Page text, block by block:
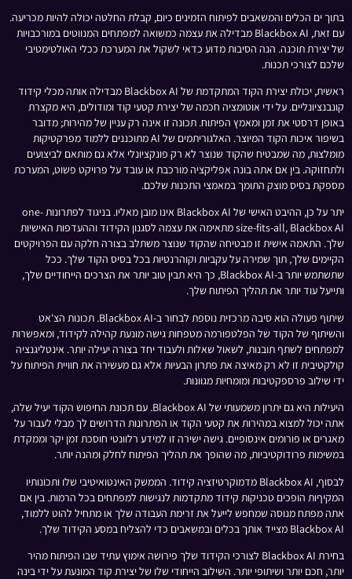
בתוך ים הכלים והמשאבים לפיתוח הזמינים כיום, קבלת החלטה יכולה להיות מכריעה.
עם זאת, Blackbox AI מבדילה את עצמה כמשואה למפתחים המנווטים במורכבויות
של יצירת תוכנה. הנה הסיבות מדוע כדאי לשקול את המערכת ככלי האולטימטיבי
שלכם לצורכי תכנות.
ראשית, יכולת יצירת הקוד המתקדמת של Blackbox AI מבדילה אותה מכלי קידוד
קונבנציונליים. על ידי אוטומציה חכמה של יצירת קטעי קוד ומודולים, היא מקצרת
באופן דרסטי את זמן ומאמץ הפיתוח. תכונה זו אינה רק עניין של מהירות; מדובר
בשיפור איכות הקוד המיוצר. האלגוריתמים של AI מתוכננים ללמוד מפרקטיקות
מומלצות, מה שמבטיח שהקוד שנוצר לא רק פונקציונלי אלא גם מותאם לביצועים
ולתחזוקה. בין אם אתה בונה אפליקציה מורכבת או עובד על פרויקט פשוט, המערכת
מספקת בסיס מוצק התומך במאמצי התכנות שלכם.
יתר על כן, ההיבט האישי של Blackbox AI אינו מובן מאליו. בניגוד לפתרונות one-
size-fits-all, Blackbox AI מתאימה את עצמה לסגנון הקידוד וההעדפות האישיות
שלך. התאמה אישית זו מבטיחה שהקוד שנוצר משתלב בצורה חלקה עם הפרויקטים
הקיימים שלך, תוך שמירה על עקביות וקוהרנטיות בכל בסיס הקוד שלך. ככל
שתשתמש יותר ב-Blackbox AI, כך היא תבין טוב יותר את הצרכים הייחודיים שלך,
ותייעל עוד יותר את תהליך הפיתוח שלך.
שיתוף פעולה הוא סיבה מרכזית נוספת לבחור ב-Blackbox AI. תכונות הצ'אט
והשיתוף של הקוד של הפלטפורמה מטפחות גישה מונעת קהילה לקידוד, ומאפשרות
למפתחים לשתף תובנות, לשאול שאלות ולעבוד יחד בצורה יעילה יותר. אינטליגנציה
קולקטיבית זו לא רק מאיצה את פתרון הבעיות אלא גם מעשירה את חוויית הפיתוח על
ידי שילוב פרספקטיבות ומומחיות מגוונות.
היעילות היא גם יתרון משמעותי של Blackbox AI. עם תכונת החיפוש הקוד יעיל שלה,
אתה יכול למצוא במהירות את קטעי הקוד או הפתרונות הדרושים לך מבלי לעבור על
מאגרים או פורומים אינסופיים. גישה ישירה זו למידע רלוונטי חוסכת זמן יקר וממקדת
במשימות פרודוקטיביות, מה שהופך את תהליך הפיתוח לחלק ומהנה יותר.
לבסוף, Blackbox AI מדמוקרטיזציה קידוד. הממשק האינטואיטיבי שלו ותכונותיו
המקיףות הופכים טכניקות קידוד מתקדמות לנגישות למפתחים בכל הרמות. בין אם
אתה מפתח מנוסה שמחפש לייעל את זרימת העבודה שלך או מתחיל להוט ללמוד,
Blackbox AI מצייד אותך בכלים ובמשאבים כדי להצליח במסע הקידוד שלך.
בחירת Blackbox AI לצורכי הקידוד שלך פירושה אימוץ עתיד שבו הפיתוח מהיר
יותר, חכם יותר ושיתופי יותר. השילוב הייחודי שלו של יצירת קוד המונעת על ידי בינה